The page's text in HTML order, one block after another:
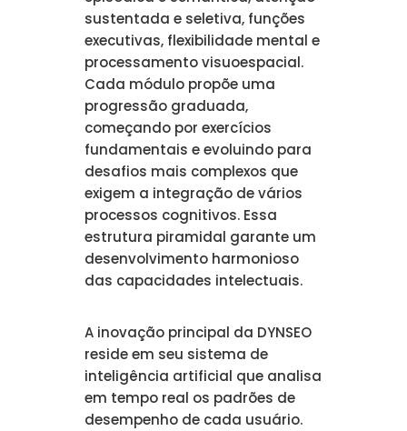
sustentada e seletiva, funções
executivas, flexibilidade mental e
processamento visuoespacial.
Cada módulo propõe uma
progressão graduada,
começando por exercícios
fundamentais e evoluindo para
desafios mais complexos que
exigem a integração de vários
processos cognitivos. Essa
estrutura piramidal garante um
desenvolvimento harmonioso
das capacidades intelectuais.
A inovação principal da DYNSEO
reside em seu sistema de
inteligência artificial que analisa
em tempo real os padrões de
desempenho de cada usuário.